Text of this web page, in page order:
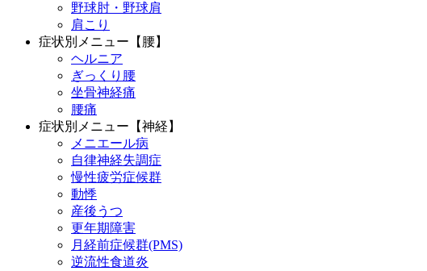
野球肘・野球肩
肩こり
症状別メニュー【腰】
ヘルニア
ぎっくり腰
坐骨神経痛
腰痛
症状別メニュー【神経】
メニエール病
自律神経失調症
慢性疲労症候群
動悸
産後うつ
更年期障害
月経前症候群(PMS)
逆流性食道炎